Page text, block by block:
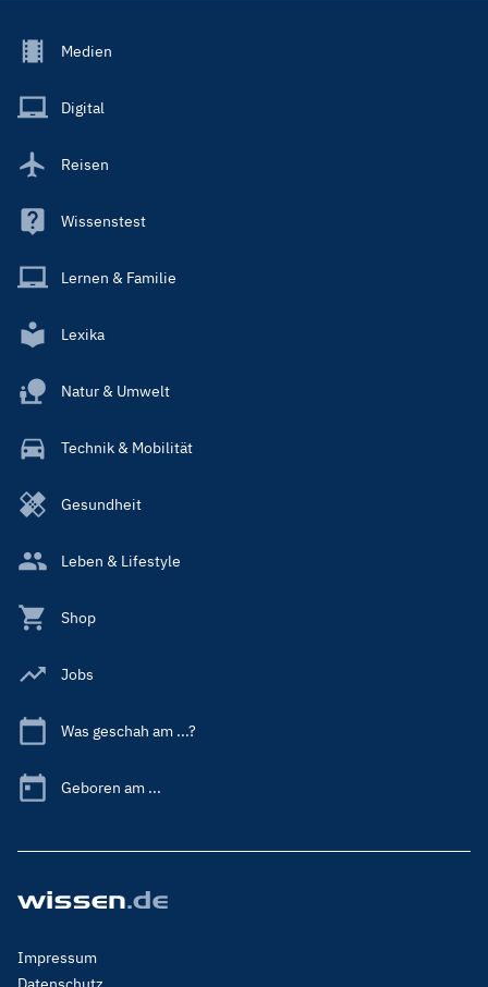
Footer
Main
Medien
Digital
Reisen
Wissenstest
Lernen & Familie
Lexika
Natur & Umwelt
Technik & Mobilität
Gesundheit
Leben & Lifestyle
Shop
Jobs
Was geschah am ...?
Geboren am ...
Footer
Menu
Impressum